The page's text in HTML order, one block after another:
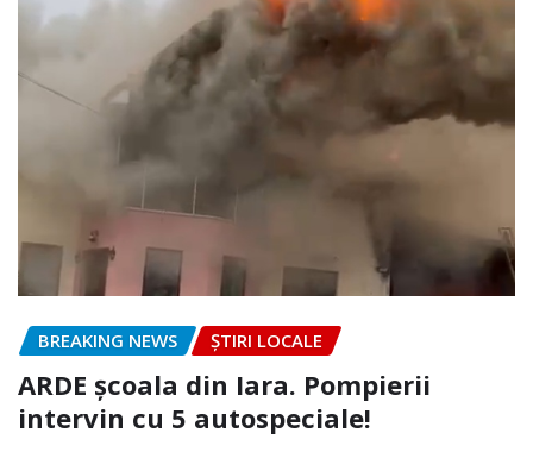
BREAKING NEWS ȘTIRI LOCALE
ARDE școala din Iara. Pompierii
intervin cu 5 autospeciale!